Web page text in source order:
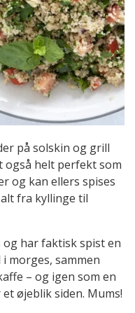
på solskin og grill
også helt perfekt som
og kan ellers spises
fra kyllinge til
og har faktisk spist en
morges, sammen
– og igen som en
øjeblik siden. Mums!